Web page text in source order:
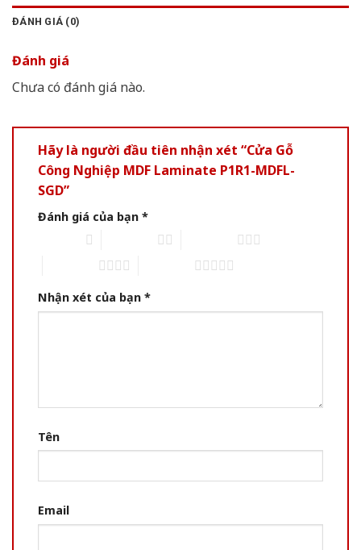
ĐÁNH GIÁ (0)
Đánh giá
Chưa có đánh giá nào.
Hãy là người đầu tiên nhận xét “Cửa Gỗ
Công Nghiệp MDF Laminate P1R1-MDFL-
SGD”
Đánh giá của bạn *
Nhận xét của bạn *
Tên
Email